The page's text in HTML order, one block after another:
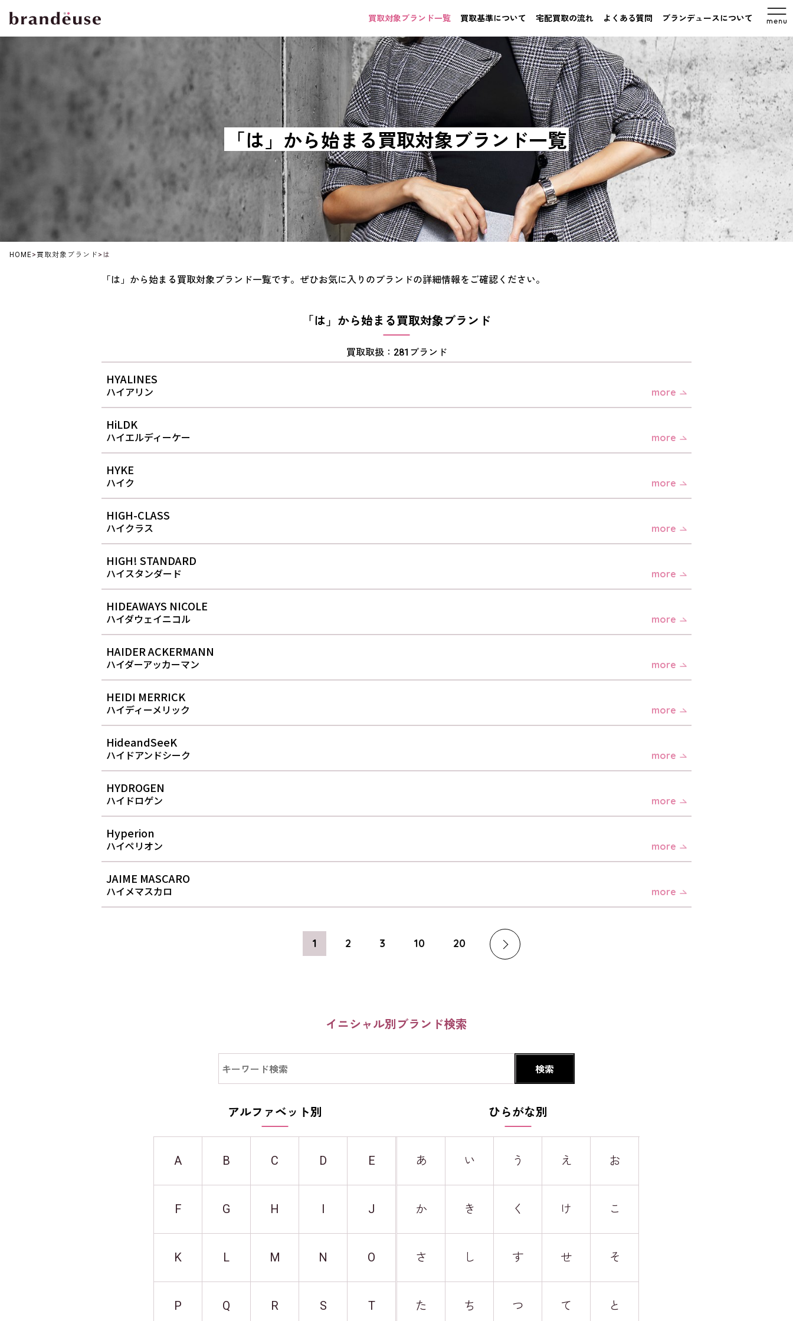
買取対象ブランド一覧 買取基準について 宅配買取の流れ よくある質問 ブランデュースについて
「は」から始まる買取対象ブランド一覧
HOME> 買取対象ブランド > は
「は」から始まる買取対象ブランド一覧です。ぜひお気に入りのブランドの詳細情報をご確認ください。
「は」から始まる買取対象ブランド
買取取扱：281ブランド
HYALINES
ハイアリン more
HiLDK
ハイエルディーケー more
HYKE
ハイク more
HIGH-CLASS
ハイクラス more
HIGH! STANDARD
ハイスタンダード more
HIDEAWAYS NICOLE
ハイダウェイニコル more
HAIDER ACKERMANN
ハイダーアッカーマン more
HEIDI MERRICK
ハイディーメリック more
HideandSeeK
ハイドアンドシーク more
HYDROGEN
ハイドロゲン more
Hyperion
ハイペリオン more
JAIME MASCARO
ハイメマスカロ more
1 2 3 10 20
イニシャル別ブランド検索
アルファベット別
A B C D E
F G H I J
K L M N O
P Q R S T
ひらがな別
あ い う え お
か き く け こ
さ し す せ そ
た ち つ て と